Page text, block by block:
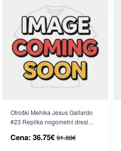
Otroški Mehika Jesus Gallardo
#23 Replika nogometni dresi
Rokav (+ hlače)
Cena: 36.75€ 91.88€